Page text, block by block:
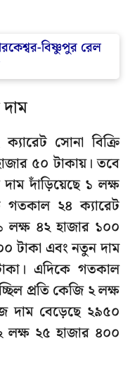
বিষ্ণুপুর রেল
সোনা বিক্রি
৫০ টাকায়। তবে
দাঁড়িয়েছে ১ লক্ষ
গতকাল ২৪ ক্যারেট
লক্ষ ৪২ হাজার ১০০
টাকা এবং নতুন দাম
এদিকে গতকাল
প্রতি কেজি ২ লক্ষ
দাম বেড়েছে ২৯৫০
লক্ষ ২৫ হাজার ৪০০